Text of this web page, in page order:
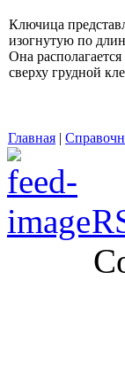
Ключица
изогнутую по
Она
сверху грудной
Главная |